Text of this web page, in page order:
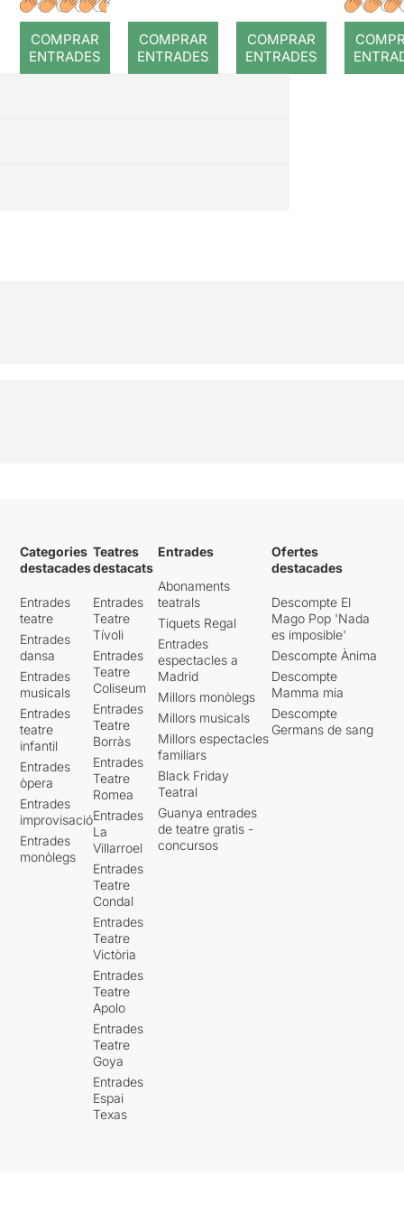
COMPRAR
ENTRADES
COMPRAR
ENTRADES
COMPRAR
ENTRADES
Categories
destacades
Entrades
teatre
Entrades
dansa
Entrades
musicals
Entrades
teatre
infantil
Entrades
òpera
Entrades
improvisació
Entrades
monòlegs
Teatres
destacats
Entrades
Teatre
Tívoli
Entrades
Teatre
Coliseum
Entrades
Teatre
Borràs
Entrades
Teatre
Romea
Entrades
La
Villarroel
Entrades
Teatre
Condal
Entrades
Teatre
Victòria
Entrades
Teatre
Apolo
Entrades
Teatre
Goya
Entrades
Espai
Texas
Entrades
Abonaments
teatrals
Tiquets Regal
Entrades
espectacles a
Madrid
Millors monòlegs
Millors musicals
Millors espectacles
familiars
Black Friday
Teatral
Guanya entrades
de teatre gratis -
concursos
Ofertes
destacades
Descompte El
Mago Pop 'Nada
es imposible'
Descompte Ànima
Descompte
Mamma mia
Descompte
Germans de sang